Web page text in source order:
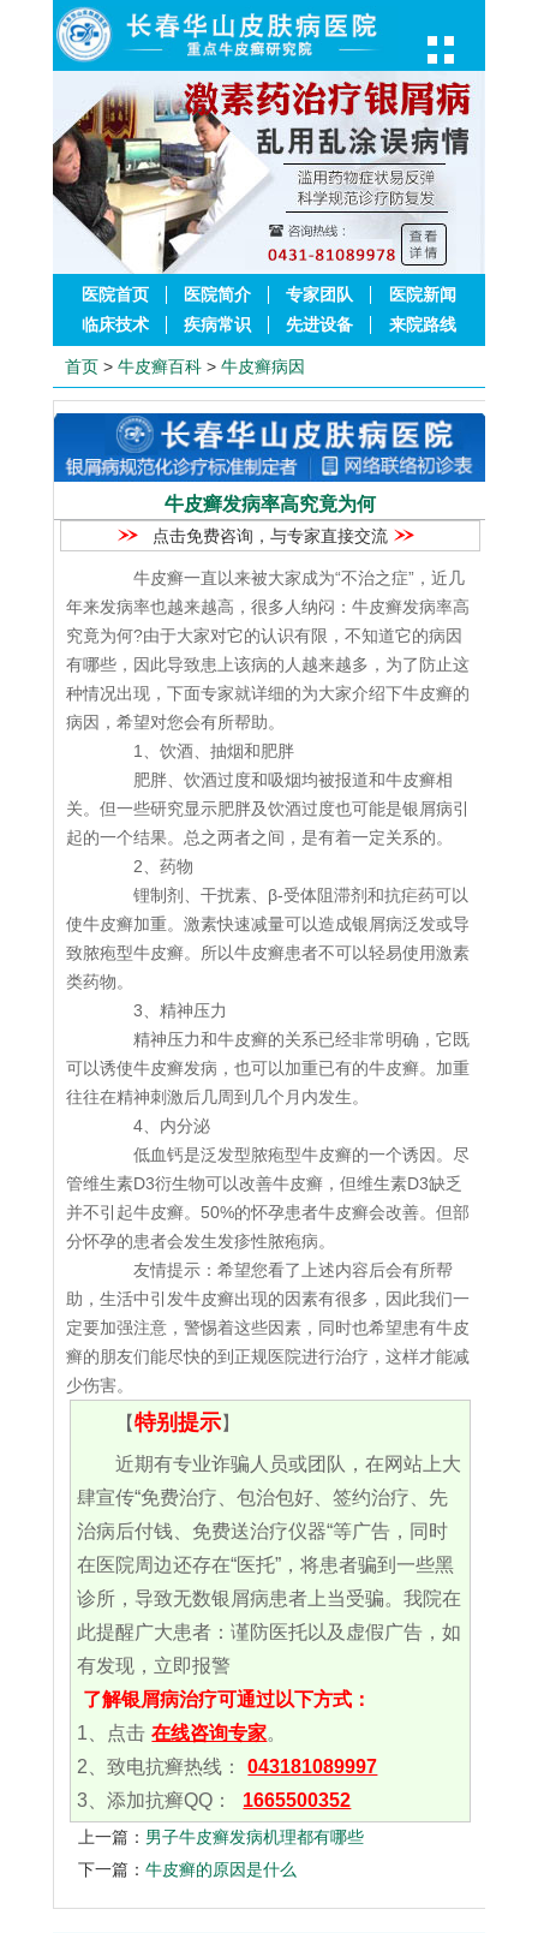
医院首页 医院简介 专家团队
医院新闻
临床技术
疾病常识 先进设备 来院路线
首页 > 牛皮癣百科 > 牛皮癣病因
牛皮癣发病率高究竟为何
点击免费咨询，与专家直接交流
牛皮癣一直以来被大家成为“不治之症”，近几
年来发病率也越来越高，很多人纳闷：牛皮癣发病率高
究竟为何?由于大家对它的认识有限，不知道它的病因
有哪些，因此导致患上该病的人越来越多，为了防止这
种情况出现，下面专家就详细的为大家介绍下牛皮癣的
病因，希望对您会有所帮助。
1、饮酒、抽烟和肥胖
肥胖、饮酒过度和吸烟均被报道和牛皮癣相
关。但一些研究显示肥胖及饮酒过度也可能是银屑病引
起的一个结果。总之两者之间，是有着一定关系的。
2、药物
锂制剂、干扰素、β-受体阻滞剂和抗疟药可以
使牛皮癣加重。激素快速减量可以造成银屑病泛发或导
致脓疱型牛皮癣。所以牛皮癣患者不可以轻易使用激素
类药物。
3、精神压力
精神压力和牛皮癣的关系已经非常明确，它既
可以诱使牛皮癣发病，也可以加重已有的牛皮癣。加重
往往在精神刺激后几周到几个月内发生。
4、内分泌
低血钙是泛发型脓疱型牛皮癣的一个诱因。尽
管维生素D3衍生物可以改善牛皮癣，但维生素D3缺乏
并不引起牛皮癣。50%的怀孕患者牛皮癣会改善。但部
分怀孕的患者会发生发疹性脓疱病。
友情提示：希望您看了上述内容后会有所帮
助，生活中引发牛皮癣出现的因素有很多，因此我们一
定要加强注意，警惕着这些因素，同时也希望患有牛皮
癣的朋友们能尽快的到正规医院进行治疗，这样才能减
少伤害。
【特别提示】
近期有专业诈骗人员或团队，在网站上大
肆宣传“免费治疗、包治包好、签约治疗、先
治病后付钱、免费送治疗仪器“等广告，同时
在医院周边还存在“医托”，将患者骗到一些黑
诊所，导致无数银屑病患者上当受骗。我院在
此提醒广大患者：谨防医托以及虚假广告，如
有发现，立即报警
了解银屑病治疗可通过以下方式：
1、点击 在线咨询专家。
2、致电抗癣热线：
043181089997
3、添加抗癣QQ：
1665500352
上一篇： 男子牛皮癣发病机理都有哪些
下一篇： 牛皮癣的原因是什么